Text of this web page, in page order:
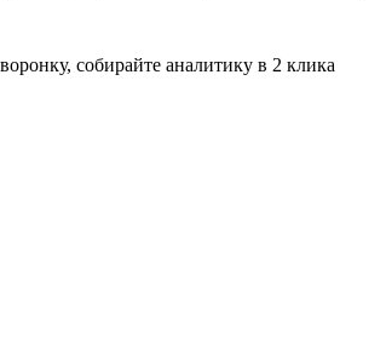
собирайте аналитику в 2 клика